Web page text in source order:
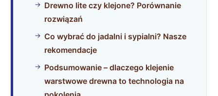
Drewno lite czy klejone? Porównanie
rozwiązań
Co wybrać do jadalni i sypialni? Nasze
rekomendacje
Podsumowanie – dlaczego klejenie
warstwowe drewna to technologia na